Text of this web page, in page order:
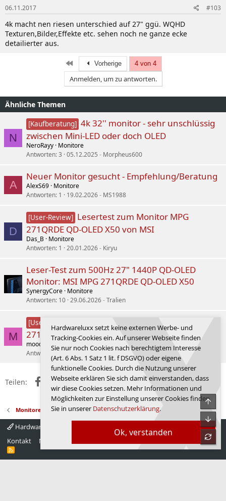
06.11.2017 #103
4k macht nen riesen unterschied auf 27" ggü. WQHD
Texturen,Bilder,Effekte etc. sehen noch ne ganze ecke
detailierter aus.
Erste Vorherige 4 von 4
Anmelden, um zu antworten.
Ähnliche Themen
N
[Kaufberatung] 4k 32'' monitor - sehr unschlüssig
zwischen Mini-LED oder doch OLED
NeroRayy Monitore
Antworten 3 05.12.2025 Morpheus600
A
Neuer Monitor gesucht - Empfehlung/Beratung
AlexS69 Monitore
Antworten 1 19.02.2026 MS1988
D
[User-Review] Lesertest zum Monitor MPG
271QRDE QD-OLED X50 von MSI
Das_B Monitore
Antworten 1 20.01.2026 Kiryu
Leser-Test zum 500Hz 27" 1440P QD-OLED
Monitor: MSI MPG 271QRDE QD-OLED X50
SynergyCore Monitore
Antworten 10 29.06.2026 Tralien
M
[User-Review]
271QRDE QD-OLED X50
moods
Monitore
Antworten 3 11.01.2026 moods
Teilen: FacebookX (Twitter)
RedditWhatsApp
E-MailLink
Monitore
Hardwareluxx 4.0
Kontakt
Nutzungsbedingungen Startseite
R
Ok, verstanden
Hardwareluxx setzt keine externen Werbe- und
Tracking-Cookies ein. Auf unserer Webseite finden
Sie nur noch Cookies nach berechtigtem Interesse
(Art. 6 Abs. 1 Satz 1 lit. f DSGVO) oder eigene
funktionelle Cookies. Durch die Nutzung unserer
Webseite erklären Sie sich damit einverstanden, dass
wir diese Cookies setzen. Mehr Informationen und
Möglichkeiten zur Einstellung unserer Cookies finden
Sie in unserer Datenschutzerklärung.